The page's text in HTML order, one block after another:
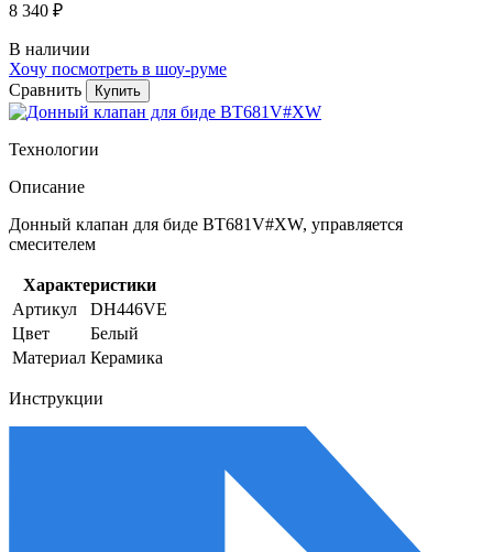
8 340 ₽
В наличии
Хочу посмотреть в шоу-руме
Сравнить
Купить
Технологии
Описание
Донный клапан для биде BT681V#XW, управляется
смесителем
Характеристики
Артикул
DH446VE
Цвет
Белый
Материал Керамика
Инструкции